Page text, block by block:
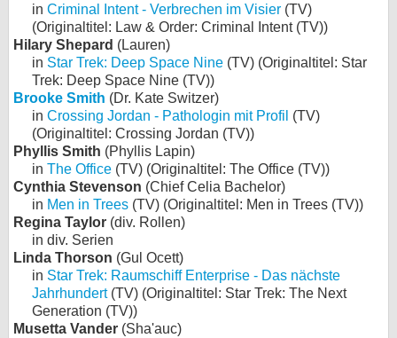
in Criminal Intent - Verbrechen im Visier (TV)
(Originaltitel: Law & Order: Criminal Intent (TV))
Hilary Shepard (Lauren)
in Star Trek: Deep Space Nine (TV) (Originaltitel: Star
Trek: Deep Space Nine (TV))
Brooke Smith (Dr. Kate Switzer)
in Crossing Jordan - Pathologin mit Profil (TV)
(Originaltitel: Crossing Jordan (TV))
Phyllis Smith (Phyllis Lapin)
in The Office (TV) (Originaltitel: The Office (TV))
Cynthia Stevenson (Chief Celia Bachelor)
in Men in Trees (TV) (Originaltitel: Men in Trees (TV))
Regina Taylor (div. Rollen)
in div. Serien
Linda Thorson (Gul Ocett)
in Star Trek: Raumschiff Enterprise - Das nächste
Jahrhundert(TV) (Originaltitel: Star Trek: The Next
Generation (TV))
Musetta Vander (Sha'auc)